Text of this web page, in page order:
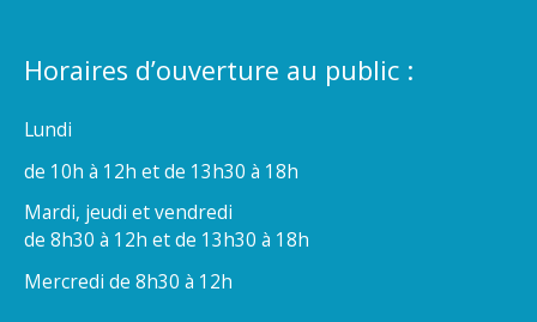
Horaires d’ouverture au public :
Lundi
de 10h à 12h et de 13h30 à 18h
Mardi, jeudi et vendredi
de 8h30 à 12h et de 13h30 à 18h
Mercredi de 8h30 à 12h